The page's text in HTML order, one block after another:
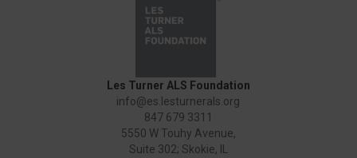
Les Turner ALS Foundation
info@es.lesturnerals.org
847 679 3311
5550 W Touhy Avenue,
Suite 302; Skokie, IL